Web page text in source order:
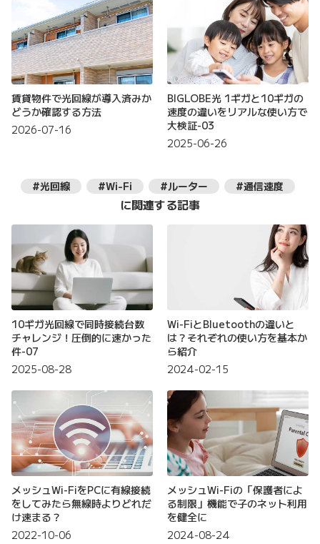
賃貸物件で光回線が導入済みか
どうか確認する方法
2026-07-16
BIGLOBE光 1ギガと10ギガの
速度の違いをリアルな使い方で
大検証-03
2025-06-26
#光回線 #Wi-Fi #ルーター #通信速度
に関連する記事
10ギガ光回線で同時接続台数
チャレンジ！圧倒的に速かった
件-07
2025-08-28
Wi-FiとBluetoothの違いと
は？それぞれの使い方を基本か
ら紹介
2024-02-15
メッシュWi-FiをPCに有線接続
をしてみたら無線時よりどれだ
け速まる？
2022-10-06
メッシュWi-Fiの「保護者によ
る制限」機能で子のネット利用
を健全に
2024-08-24